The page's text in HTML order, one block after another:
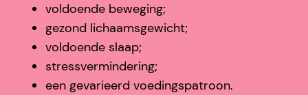
voldoende beweging;
gezond lichaamsgewicht;
voldoende slaap;
stressvermindering;
een gevarieerd voedingspatroon.